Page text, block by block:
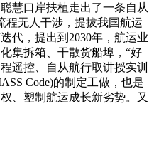
慧口岸扶植走出了一条自从
无人干涉，提拔我国航运
代，提出到2030年，航运业
集拆箱、干散货船埠，“好
遥控、自从航行取讲授实训
Code)的制定工做，也是
、塑制航运成长新劣势。又